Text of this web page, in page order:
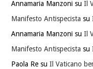
Annamaria Manzoni suIl
Manifesto Antispecista su
Annamaria Manzoni suIl
Manifesto Antispecista su
Paola Re suIl Vaticano